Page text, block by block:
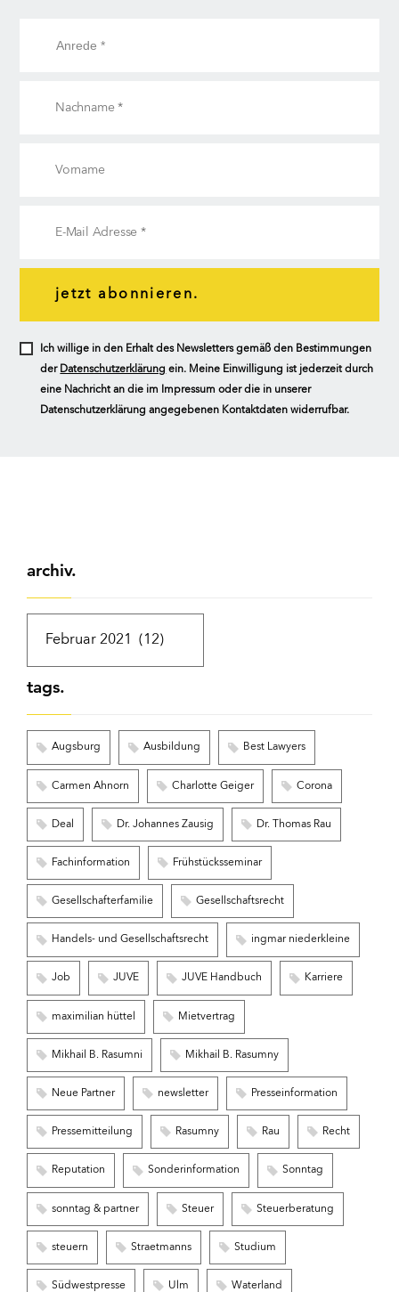
jetzt abonnieren.
Ich willige in den Erhalt des Newsletters gemäß den Bestimmungen
der Datenschutzerklärung ein. Meine Einwilligung ist jederzeit durch
eine Nachricht an die im Impressum oder die in unserer
Datenschutzerklärung angegebenen Kontaktdaten widerrufbar.
archiv.
tags.
Augsburg Ausbildung Best Lawyers
Carmen Ahnorn Charlotte Geiger Corona
Deal Dr. Johannes Zausig Dr. Thomas Rau
Fachinformation Frühstücksseminar
Gesellschafterfamilie Gesellschaftsrecht
Handels- und Gesellschaftsrecht ingmar niederkleine
Job JUVE JUVE Handbuch Karriere
maximilian hüttel Mietvertrag
Mikhail B. Rasumni Mikhail B. Rasumny
Neue Partner newsletter Presseinformation
Pressemitteilung Rasumny Rau Recht
Reputation Sonderinformation Sonntag
sonntag & partner Steuer Steuerberatung
steuern Straetmanns Studium
Südwestpresse Ulm Waterland